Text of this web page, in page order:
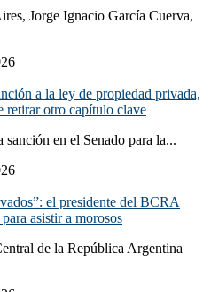
Jorge Ignacio García Cuerva,
a la ley de propiedad privada,
retirar otro capítulo clave
en el Senado para la...
el presidente del BCRA
asistir a morosos
de la República Argentina